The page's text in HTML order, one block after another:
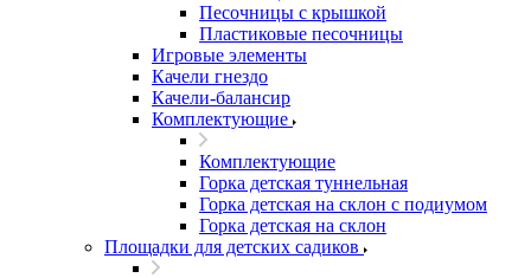
Песочницы с крышкой
Пластиковые песочницы
Игровые элементы
Качели гнездо
Качели-балансир
Комплектующие
Комплектующие
Горка детская туннельная
Горка детская на склон с подиумом
Горка детская на склон
Площадки для детских садиков